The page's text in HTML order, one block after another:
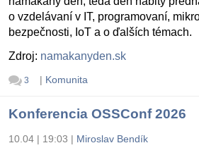
o vzdelávaní v IT, programovaní,
bezpečnosti, IoT a o ďalších témach.
Zdroj: namakanyden.sk
3 | Komunita
Konferencia OSSConf 2026
10.04 | 19:03 | Miroslav Bendík